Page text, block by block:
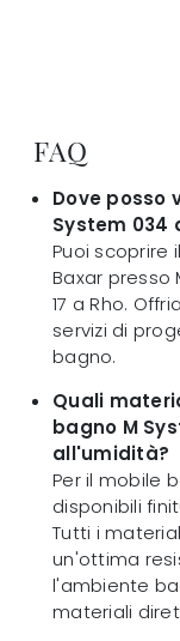
FAQ
Dove posso
System 034
Puoi scoprire
Baxar presso
17 a Rho.
servizi di
bagno.
Quali
bagno M
all'umidità?
Per il mobile
disponibili
Tutti i
un'ottima
l'ambiente
materiali